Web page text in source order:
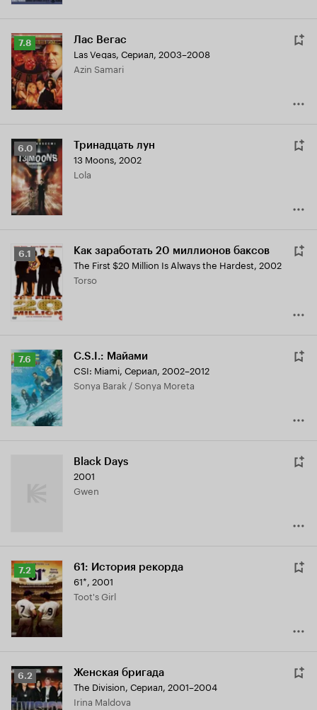
Рейтинг
Кинопоиска
7.8
7.8 Лас Вегас
Las Vegas, Сериал, 2003–2008
Azin Samari
Рейтинг
Кинопоиска
6.0
6.0 Тринадцать лун
13 Moons, 2002
Lola
Рейтинг
Кинопоиска
6.1
6.1 Как заработать 20 миллионов баксов
The First $20 Million Is Always the Hardest, 2002
Torso
Рейтинг
Кинопоиска
7.6
7.6 C.S.I.: Майами
CSI: Miami, Сериал, 2002–2012
Sonya Barak / Sonya Moreta
Black Days
2001
Gwen
Рейтинг
Кинопоиска
7.2
7.2 61: История рекорда
61*, 2001
Toot's Girl
Рейтинг
Кинопоиска
6.2
6.2 Женская бригада
The Division, Сериал, 2001–2004
Irina Maldova